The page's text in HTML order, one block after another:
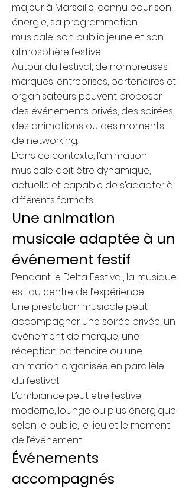
majeur à Marseille, connu pour son
énergie, sa programmation
musicale, son public jeune et son
atmosphère festive.
Autour du festival, de nombreuses
marques, entreprises, partenaires et
organisateurs peuvent proposer
des événements privés, des soirées,
des animations ou des moments
de networking.
Dans ce contexte, l’animation
musicale doit être dynamique,
actuelle et capable de s’adapter à
différents formats.
Une animation
musicale adaptée à un
événement festif
Pendant le Delta Festival, la musique
est au centre de l’expérience.
Une prestation musicale peut
accompagner une soirée privée, un
événement de marque, une
réception partenaire ou une
animation organisée en parallèle
du festival.
L’ambiance peut être festive,
moderne, lounge ou plus énergique
selon le public, le lieu et le moment
de l’événement.
Événements
accompagnés